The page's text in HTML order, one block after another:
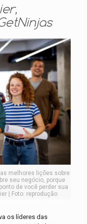
melhores lições sobre
seu negócio, porque
de você perder sua
| Foto: reprodução
os líderes das